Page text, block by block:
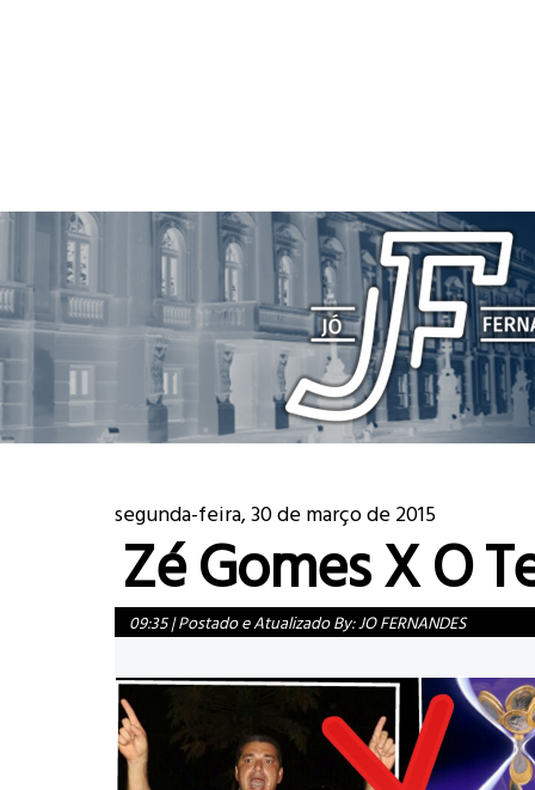
segunda-feira, 30 de março de 2015
Zé Gomes X O
09:35|Postado e Atualizado By:JO FERNANDES